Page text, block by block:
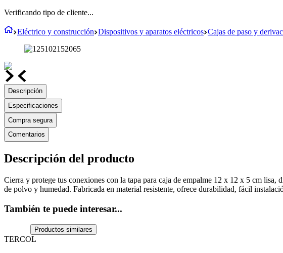
Verificando tipo de cliente...
Eléctrico y construcción Dispositivos y aparatos eléctricos Cajas de paso y
Descripción
Especificaciones
Compra segura
Comentarios
Descripción del producto
Cierra y protege tus conexiones con la tapa para caja de empalme 12 x 12 x 5 cm lisa,
de polvo y humedad. Fabricada en material resistente, ofrece durabilidad, fácil
También te puede interesar...
Productos similares
TERCOL